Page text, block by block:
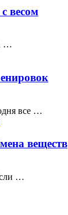
весом
…
все …
веществ
…